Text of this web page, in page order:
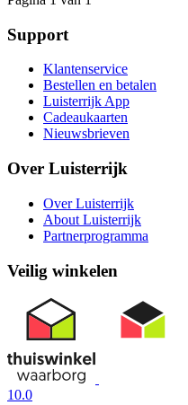
Support
Klantenservice
Bestellen en betalen
Luisterrijk App
Cadeaukaarten
Nieuwsbrieven
Over Luisterrijk
Over Luisterrijk
About Luisterrijk
Partnerprogramma
Veilig winkelen
10.0